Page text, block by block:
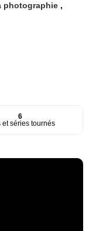
photographie ,
6
et séries tournés